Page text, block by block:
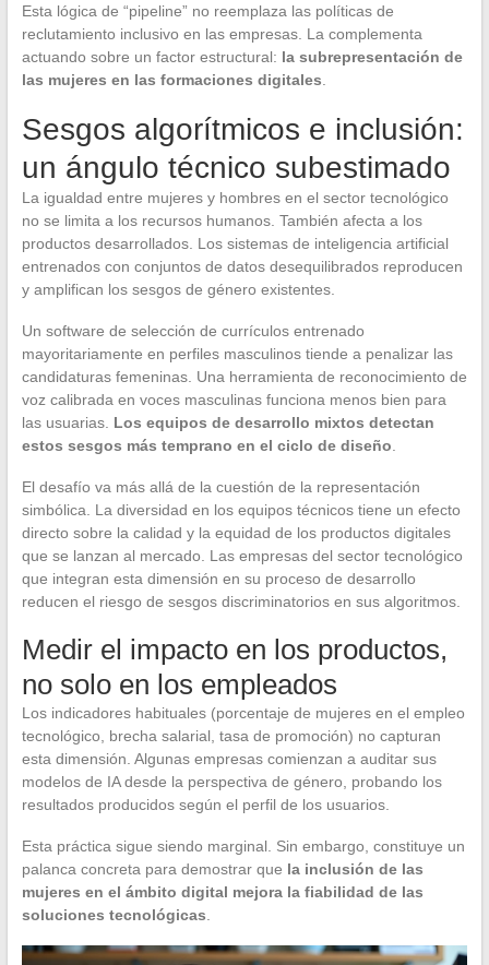
Esta lógica de “pipeline” no reemplaza las políticas de
reclutamiento inclusivo en las empresas. La complementa
actuando sobre un factor estructural: la subrepresentación de
las mujeres en las formaciones digitales
Sesgos algorítmicos e inclusión:
un ángulo técnico subestimado
La igualdad entre mujeres y hombres en el sector tecnológico
no se limita a los recursos humanos. También afecta a los
productos desarrollados. Los sistemas de inteligencia artificial
entrenados con conjuntos de datos desequilibrados reproducen
y amplifican los sesgos de género existentes.
Un software de selección de currículos entrenado
mayoritariamente en perfiles masculinos tiende a penalizar las
candidaturas femeninas. Una herramienta de reconocimiento de
voz calibrada en voces masculinas funciona menos bien para
las usuarias. Los equipos de desarrollo mixtos detectan
estos sesgos más temprano en el ciclo de diseño
El desafío va más allá de la cuestión de la representación
simbólica. La diversidad en los equipos técnicos tiene un efecto
directo sobre la calidad y la equidad de los productos digitales
que se lanzan al mercado. Las empresas del sector tecnológico
que integran esta dimensión en su proceso de desarrollo
reducen el riesgo de sesgos discriminatorios en sus algoritmos.
Medir el impacto en los productos,
no solo en los empleados
Los indicadores habituales (porcentaje de mujeres en el empleo
tecnológico, brecha salarial, tasa de promoción) no capturan
esta dimensión. Algunas empresas comienzan a auditar sus
modelos de IA desde la perspectiva de género, probando los
resultados producidos según el perfil de los usuarios.
Esta práctica sigue siendo marginal. Sin embargo, constituye un
palanca concreta para demostrar que la inclusión de las
mujeres en el ámbito digital mejora la fiabilidad de las
soluciones tecnológicas